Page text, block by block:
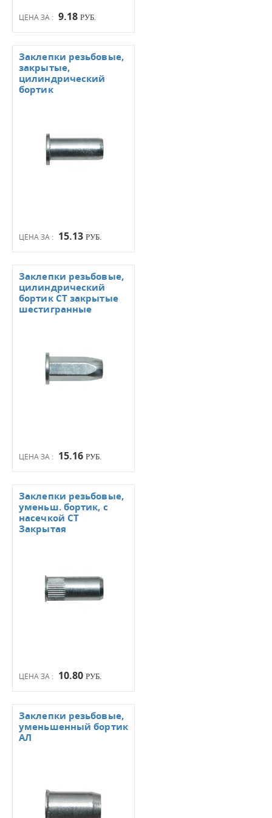
ЦЕНА ЗА : 9.18 РУБ.
ЦЕНА ЗА : 15.13 РУБ.
Заклепки резьбовые,
закрытые,
цилиндрический
бортик
ЦЕНА ЗА : 15.16 РУБ.
Заклепки резьбовые,
цилиндрический
бортик СТ закрытые
шестигранные
ЦЕНА ЗА : 10.80 РУБ.
Заклепки резьбовые,
уменьш. бортик, с
насечкой СТ
Закрытая
Заклепки резьбовые,
уменьшенный бортик
АЛ